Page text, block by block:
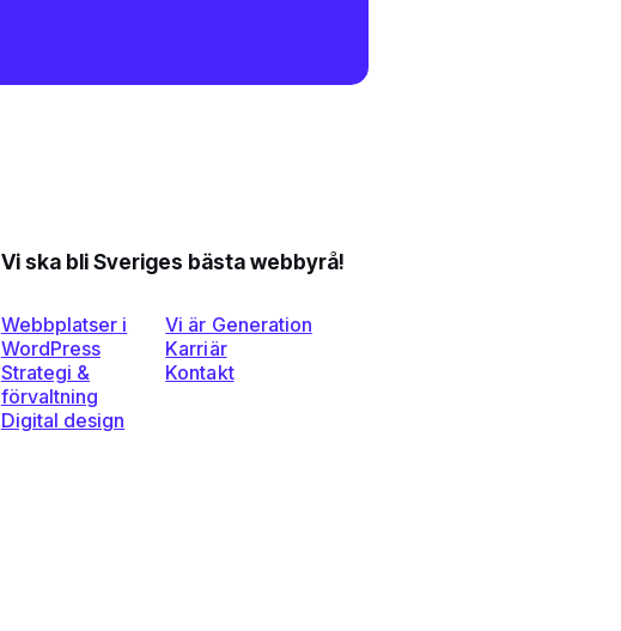
Vi ska bli Sveriges bästa webbyrå!
Webbplatser i
WordPress
Strategi &
förvaltning
Digital design
Vi är Generation
Karriär
Kontakt